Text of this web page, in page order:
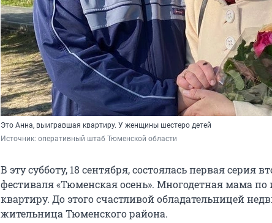
Это Анна, выигравшая квартиру. У женщины шестеро детей
Источник: оперативный штаб Тюменской области
В эту субботу, 18 сентября, состоялась первая серия
фестиваля «Тюменская осень». Многодетная мама
квартиру. До этого счастливой обладательницей
жительница Тюменского района.